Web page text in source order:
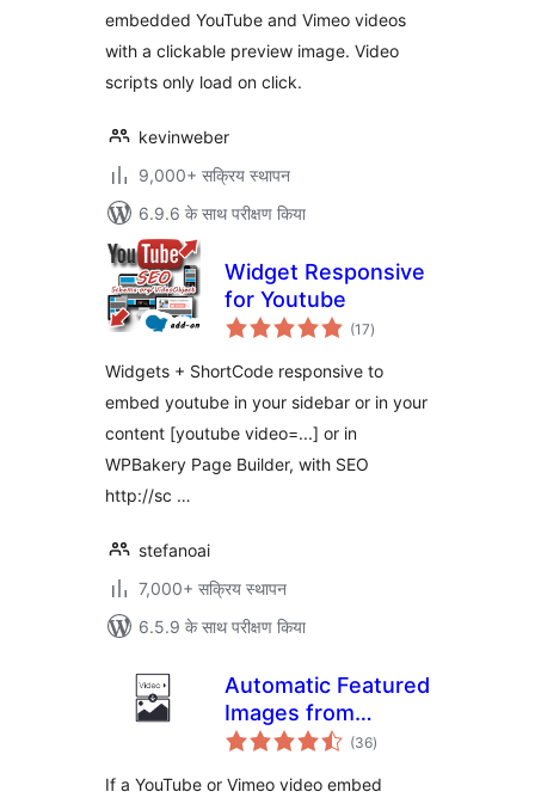
embedded YouTube and Vimeo videos
with a clickable preview image. Video
scripts only load on click.
kevinweber
9,000+ सक्रिय स्थापन
6.9.6 के साथ परीक्षण किया
Widget Responsive
for Youtube
(17कुल
दर)
Widgets + ShortCode responsive to
embed youtube in your sidebar or in your
content [youtube video=...] or in
WPBakery Page Builder, with SEO
http://sc …
stefanoai
7,000+ सक्रिय स्थापन
6.5.9 के साथ परीक्षण किया
Automatic Featured
Images from
Videos
(36कुल
दर)
If a YouTube or Vimeo video embed